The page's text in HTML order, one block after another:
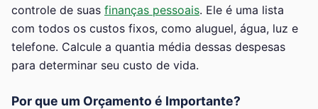
controle de suas finanças pessoais. Ele é uma lista
com todos os custos fixos, como aluguel, água, luz e
telefone. Calcule a quantia média dessas despesas
para determinar seu custo de vida.
Por que um Orçamento é Importante?